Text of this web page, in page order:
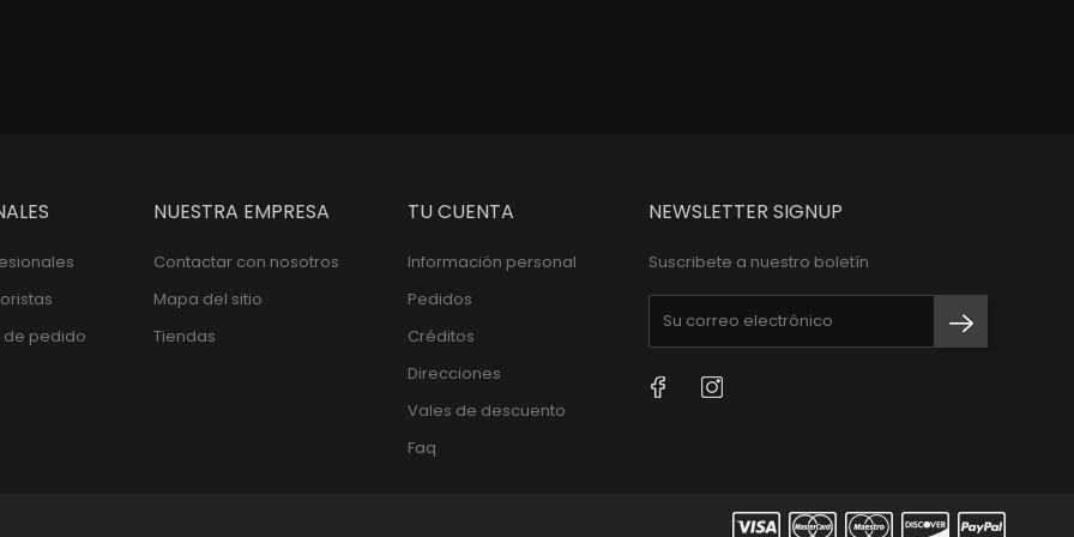
de pedido
NUESTRA EMPRESA
Contactar con nosotros
Mapa del sitio
Tiendas
TU CUENTA
Información personal
Pedidos
Créditos
Direcciones
Vales de descuento
Faq
NEWSLETTER SIGNUP
Suscribete a nuestro boletín
FacebookInstagram